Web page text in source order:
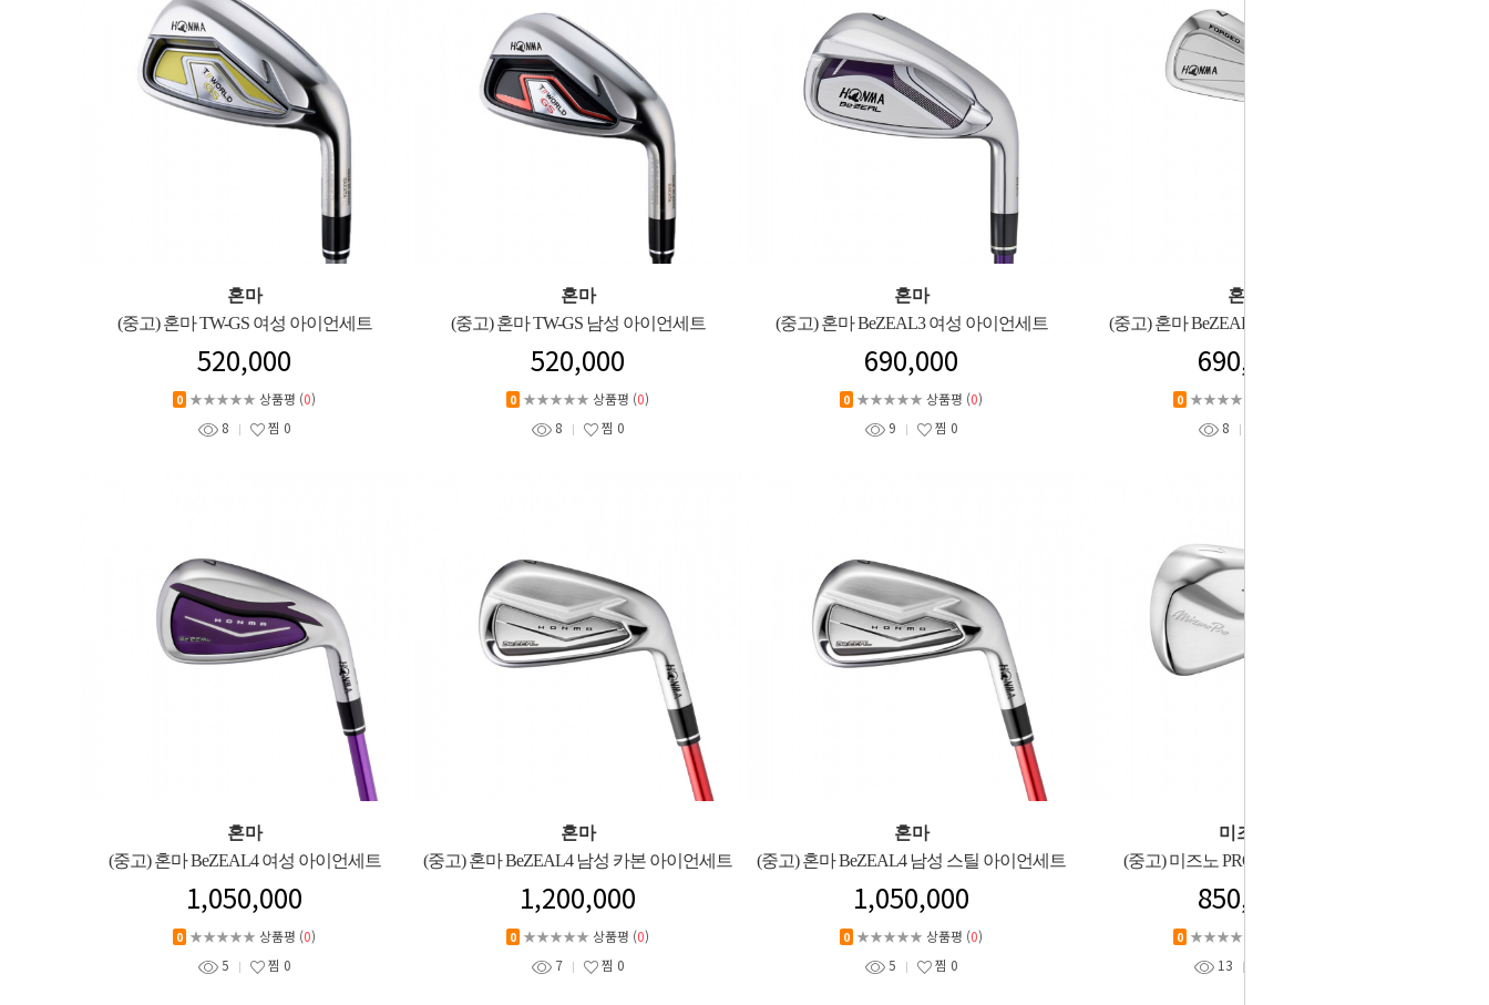
혼마
(중고) 혼마 TW-GS 여성 아이언세트
520,000
0 ★★★★★ 상품평 (0)
8
찜 0
혼마
(중고) 혼마 TW-GS 남성 아이언세트
520,000
0 ★★★★★ 상품평 (0)
8
찜 0
혼마
(중고) 혼마 BeZEAL3 여성 아이언세트
690,000
0 ★★★★★ 상품평 (0)
9
찜 0
혼마
(중고) 혼마 BeZEAL3 남성 아이언세트
690,000
0 ★★★★★
8
혼마
(중고) 혼마 BeZEAL4 여성 아이언세트
1,050,000
0 ★★★★★ 상품평 (0)
5
찜 0
혼마
(중고) 혼마 BeZEAL4 남성 카본 아이언세트
1,200,000
0 ★★★★★ 상품평 (0)
7
찜 0
혼마
(중고) 혼마 BeZEAL4 남성 스틸 아이언세트
1,050,000
0 ★★★★★ 상품평 (0)
5
찜 0
미즈노
(중고) 미즈노 PRO 245 아이언세트
850,000
0 ★★★★★
13